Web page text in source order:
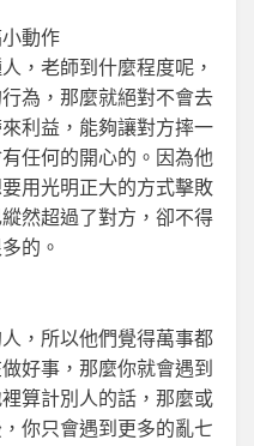
動作
老師到什麼程度呢，
為，那麼就絕對不會去
利益，能夠讓對方摔一
任何的開心的。因為他
用光明正大的方式擊敗
然超過了對方，卻不得
的。
，所以他們覺得萬事都
好事，那麼你就會遇到
算計別人的話，那麼或
你只會遇到更多的亂七